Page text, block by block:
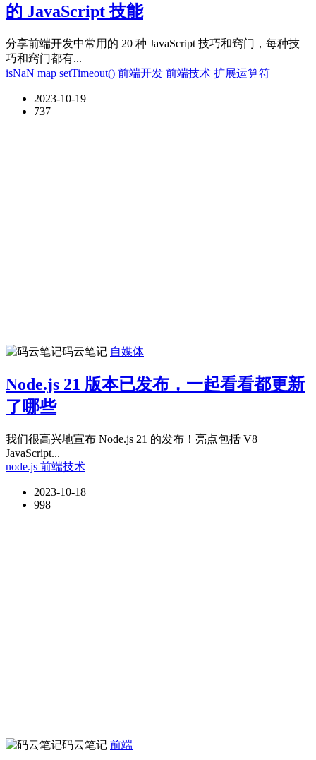
的 JavaScript 技能
分享前端开发中常用的 20 种 JavaScript 技巧和窍门，每种技
巧和窍门都有...
isNaN map setTimeout() 前端开发 前端技术 扩展运算符
2023-10-19
737
码云笔记 自媒体
Node.js 21 版本已发布，一起看看都更新
了哪些
我们很高兴地宣布 Node.js 21 的发布！亮点包括 V8
JavaScript...
node.js 前端技术
2023-10-18
998
码云笔记 前端